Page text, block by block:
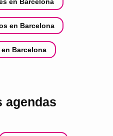
en Barcelona
en Barcelona
Barcelona
agendas